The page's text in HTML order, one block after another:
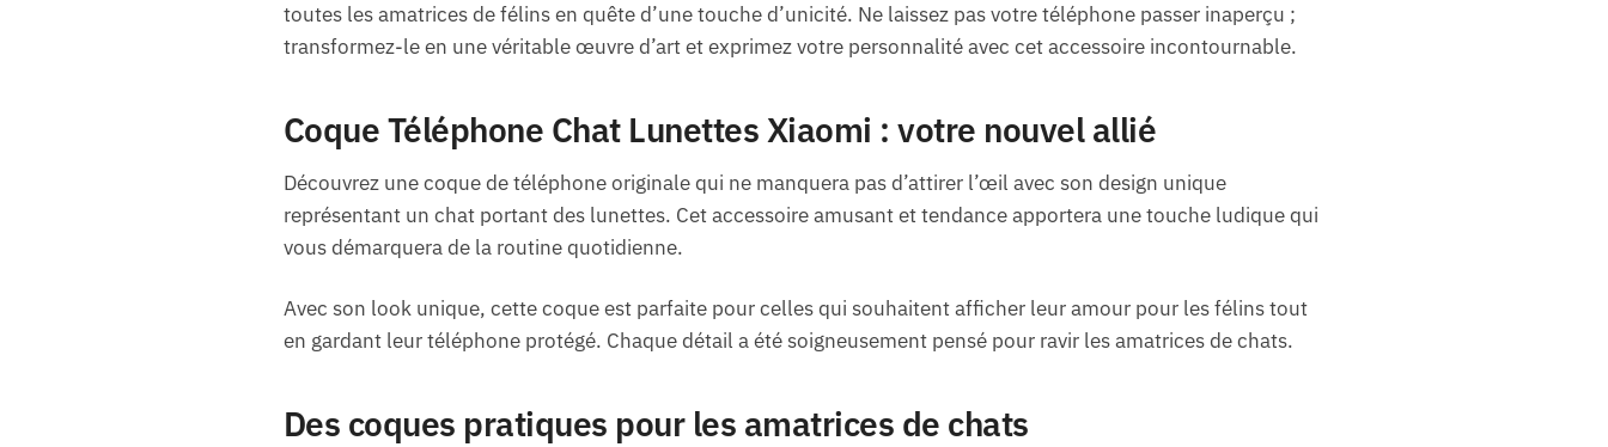
toutes les amatrices de félins en quête d’une touche d’unicité. Ne laissez pas votre téléphone passer inaperçu ;
transformez-le en une véritable œuvre d’art et exprimez votre personnalité avec cet accessoire incontournable.
Coque Téléphone Chat Lunettes Xiaomi : votre nouvel allié
Découvrez une coque de téléphone originale qui ne manquera pas d’attirer l’œil avec son design unique
représentant un chat portant des lunettes. Cet accessoire amusant et tendance apportera une touche ludique qui
vous démarquera de la routine quotidienne.
Avec son look unique, cette coque est parfaite pour celles qui souhaitent afficher leur amour pour les félins tout
en gardant leur téléphone protégé. Chaque détail a été soigneusement pensé pour ravir les amatrices de chats.
Des coques pratiques pour les amatrices de chats